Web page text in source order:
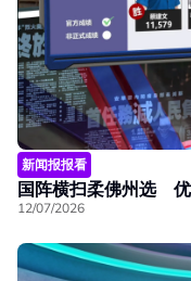
新闻报报看
国阵横扫柔佛州选
12/07/2026